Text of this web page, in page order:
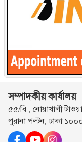
সম্পাদকীয় কার্যালয়
৫৫/বি , নোয়াখালী
পুরানা পল্টন, ঢাকা